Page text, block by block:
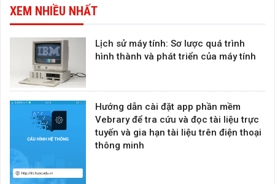
XEM NHIỀU NHẤT
Lịch sử máy tính: Sơ lược quá trình
hình thành và phát triển của máy tính
Hướng dẫn cài đặt app phần mềm
Vebrary để tra cứu và đọc tài liệu trực
tuyến và gia hạn tài liệu trên điện thoại
thông minh